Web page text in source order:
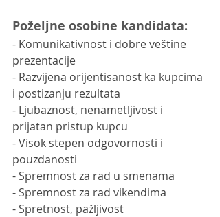
Poželjne osobine kandidata:
- Komunikativnost i dobre veštine
prezentacije
- Razvijena orijentisanost ka kupcima
i postizanju rezultata
- Ljubaznost, nenametljivost i
prijatan pristup kupcu
- Visok stepen odgovornosti i
pouzdanosti
- Spremnost za rad u smenama
- Spremnost za rad vikendima
- Spretnost, pažljivost